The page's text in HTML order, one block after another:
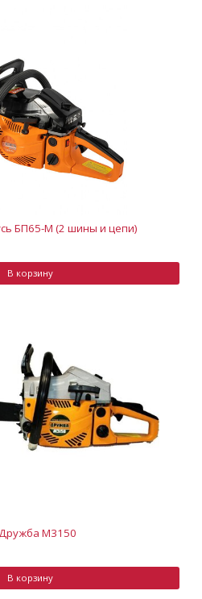
БП65-М (2 шины и цепи)
В корзину
М3150
В корзину